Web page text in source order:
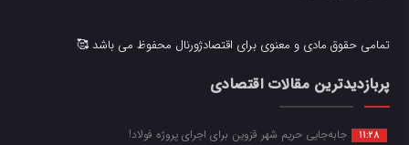
تمامی حقوق مادی و معنوی برای اقتصادژورنال محفوظ می باشد 🥰
پربازدیدترین مقالات اقتصادی
11:28 جابه‌جایی حریم شهر قزوین برای اجرای پروژه فولاد!